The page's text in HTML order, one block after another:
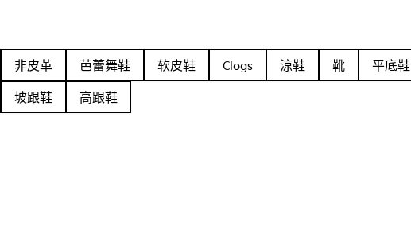
非皮革 芭蕾舞鞋 软皮鞋 Clogs 涼鞋 靴 平底鞋
坡跟鞋 高跟鞋